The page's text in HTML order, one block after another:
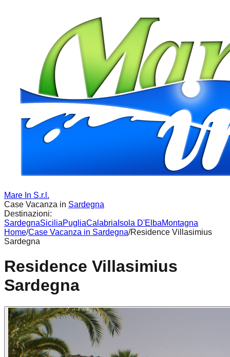
Mare In S.r.l.
Case Vacanza in Sardegna
Destinazioni:
SardegnaSiciliaPugliaCalabria Isola D'ElbaMontagna
Home/Case Vacanza in Sardegna/Residence Villasimius
Sardegna
Residence Villasimius
Sardegna